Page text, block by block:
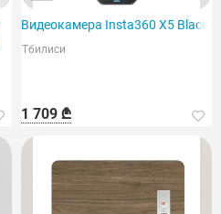
Видеокамера Insta360 X5 Black
Тбилиси
1 709 ₾